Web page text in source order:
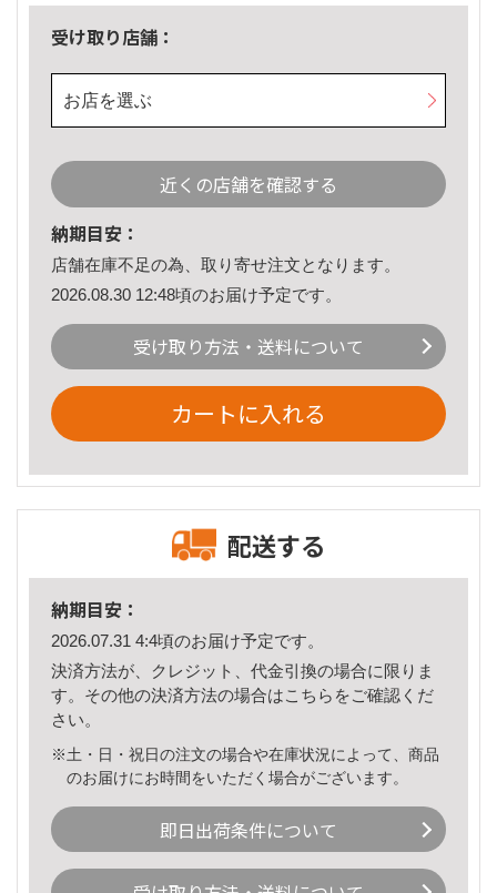
受け取り店舗：
お店を選ぶ
近くの店舗を確認する
納期目安：
店舗在庫不足の為、取り寄せ注文となります。
2026.08.30 12:48頃のお届け予定です。
受け取り方法・送料について
カートに入れる
配送する
納期目安：
2026.07.31 4:4頃のお届け予定です。
決済方法が、クレジット、代金引換の場合に限りま
す。その他の決済方法の場合はこちら をご確認くだ
さい。
※土・日・祝日の注文の場合や在庫状況によって、商品
のお届けにお時間をいただく場合がございます。
即日出荷条件について